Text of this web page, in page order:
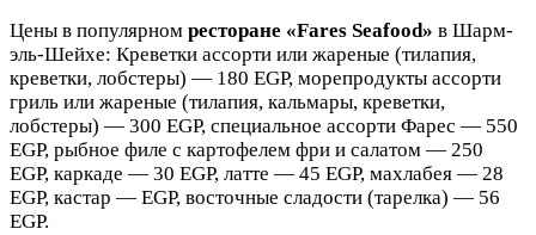
Цены в популярном ресторане «Fares Seafood» в Шарм-
эль-Шейхе: Креветки ассорти или жареные (тилапия,
креветки, лобстеры) — 180 EGP, морепродукты ассорти
гриль или жареные (тилапия, кальмары, креветки,
лобстеры) — 300 EGP, специальное ассорти Фарес — 550
EGP, рыбное филе с картофелем фри и салатом — 250
EGP, каркаде — 30 EGP, латте — 45 EGP, махлабея — 28
EGP, кастар — EGP, восточные сладости (тарелка) — 56
EGP.